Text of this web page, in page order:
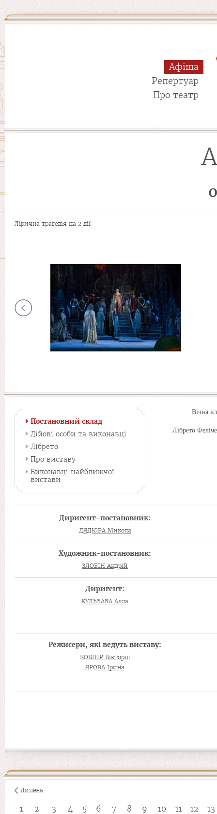
Афіша
Репертуар
Про театр
Лірична трагедія на 2 дії
Постановний склад
Дійові особи та виконавці
Лібрето
Про виставу
Виконавці найближчої
вистави
Вічна
Лібрето
Диригент-постановник:
ДЯДЮРА Микола
Художник-постановник:
ЗЛОБІН Андрій
Диригент:
КУЛЬБАБА Алла
Режисери, які ведуть виставу:
КОВНІР Вікторія
ЯРОВА Ірина
Липень
1 2 3 4 5 6 7 8 9 10 11 12 13